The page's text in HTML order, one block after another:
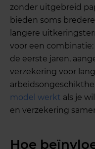
zonder uitgebreid
bieden soms
langere
voor een
de eerste jaren,
verzekering voor
model werkt als je
en verzekering
Hoe